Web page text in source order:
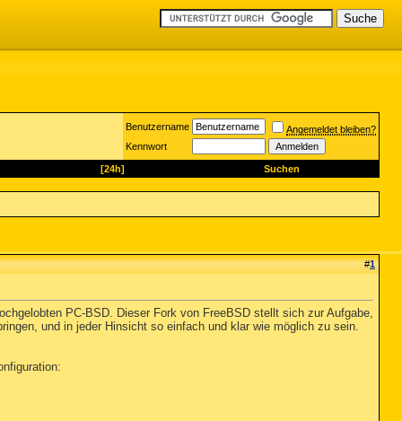
Benutzername
Angemeldet bleiben?
Kennwort
[24h] Suchen
#1
PC-BSD. Dieser Fork von FreeBSD stellt sich zur Aufgabe,
und in jeder Hinsicht so einfach und klar wie möglich zu sein.